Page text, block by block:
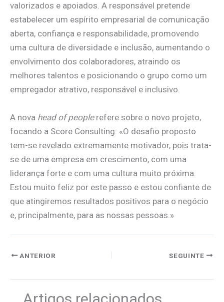
valorizados e apoiados. A responsável pretende
estabelecer um espírito empresarial de comunicação
aberta, confiança e responsabilidade, promovendo
uma cultura de diversidade e inclusão, aumentando o
envolvimento dos colaboradores, atraindo os
melhores talentos e posicionando o grupo como um
empregador atrativo, responsável e inclusivo.
A nova head of peoplerefere sobre o novo projeto,
focando a Score Consulting: «O desafio proposto
tem-se revelado extremamente motivador, pois trata-
se de uma empresa em crescimento, com uma
liderança forte e com uma cultura muito próxima.
Estou muito feliz por este passo e estou confiante de
que atingiremos resultados positivos para o negócio
e, principalmente, para as nossas pessoas.»
ANTERIOR SEGUINTE